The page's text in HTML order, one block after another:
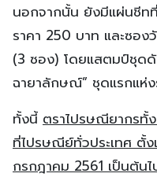
นอกจากนั้น ยังมีแผ่นชีท
ราคา 250 บาท และซอง
(3 ซอง) โดยแสตมป์ชุด
ฉายาลักษณ์” ชุดแรกแห่
ทั้งนี้ ตราไปรษณียากรทั้
ที่ไปรษณีย์ทั่วประเทศ ตั้
กรกฎาคม 2561 เป็นต้นไ